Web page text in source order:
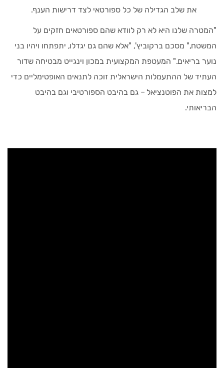
את שלב הגדילה של כל ספורטאי לצד דרישות הענף.
"המטרה שלנו היא לא רק לוודא שהם ספורטאים חזקים על
המשטח," מסכם ברקוביץ', "אלא שהם גם יגדלו, יתפתחו ויהיו בני
נוער בריאים." המעטפת המקצועית במכון וינגייט מבטיחה שדור
העתיד של ההתעמלות הישראלית זוכה לתנאים האופטימליים כדי
למצות את הפוטנציאל – גם בהיבט הספורטיבי וגם בהיבט
הבריאותי.